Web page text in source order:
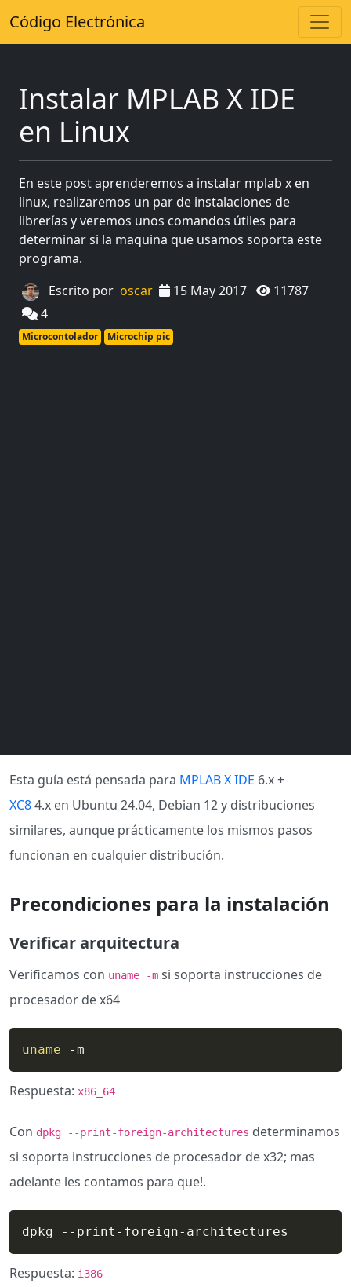
Código Electrónica
Instalar MPLAB X IDE
en Linux
En este post aprenderemos a instalar mplab x en
linux, realizaremos un par de instalaciones de
librerías y veremos unos comandos útiles para
determinar si la maquina que usamos soporta este
programa.
Escrito por oscar 15 May 2017
11787
4
Microcontolador Microchip pic
Esta guía está pensada para MPLAB X IDE 6.x +
XC84.x en Ubuntu 24.04, Debian 12 y distribuciones
similares, aunque prácticamente los mismos pasos
funcionan en cualquier distribución.
Precondiciones para la instalación
Verificar arquitectura
Verificamos con uname -m si soporta instrucciones de
procesador de x64
uname -m
Respuesta: x86_64
Con dpkg --print-foreign-architectures determinamos
si soporta instrucciones de procesador de x32; mas
adelante les contamos para que!.
dpkg --print-foreign-architectures
Respuesta: i386